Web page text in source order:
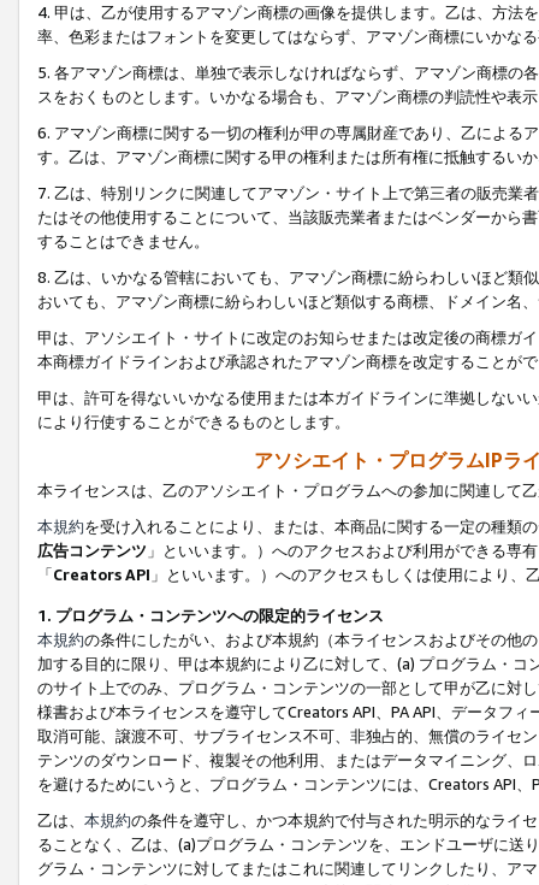
4. 甲は、乙が使用するアマゾン商標の画像を提供します。乙は、方
率、色彩またはフォントを変更してはならず、アマゾン商標にいかな
5. 各アマゾン商標は、単独で表示しなければならず、アマゾン商標
スをおくものとします。いかなる場合も、アマゾン商標の判読性や表
6. アマゾン商標に関する一切の権利が甲の専属財産であり、乙による
す。乙は、アマゾン商標に関する甲の権利または所有権に抵触するい
7. 乙は、特別リンクに関連してアマゾン・サイト上で第三者の販売
たはその他使用することについて、当該販売業者またはベンダーから
することはできません。
8. 乙は、いかなる管轄においても、アマゾン商標に紛らわしいほど類
おいても、アマゾン商標に紛らわしいほど類似する商標、ドメイン名
甲は、アソシエイト・サイトに改定のお知らせまたは改定後の商標ガ
本商標ガイドラインおよび承認されたアマゾン商標を改定することが
甲は、許可を得ないいかなる使用または本ガイドラインに準拠しない
により行使することができるものとします。
アソシエイト・プログラムIPラ
本ライセンスは、乙のアソシエイト・プログラムへの参加に関連して
本規約を受け入れることにより、または、本商品に関する一定の種類
広告コンテンツ 」といいます。）へのアクセスおよび利用ができる専
「Creators API 」といいます。）へのアクセスもしくは使用により
1. プログラム・コンテンツへの限定的ライセンス
本規約の条件にしたがい、および本規約（本ライセンスおよびその他
加する目的に限り、甲は本規約により乙に対して、(a) プログラム・
のサイト上でのみ、プログラム・コンテンツの一部として甲が乙に対
様書および本ライセンスを遵守してCreators API、PA API、データフ
取消可能、譲渡不可、サブライセンス不可、非独占的、無償のライセ
テンツのダウンロード、複製その他利用、またはデータマイニング、
を避けるためにいうと、プログラム・コンテンツには、Creators API
乙は、 本規約の条件を遵守し、かつ本規約で付与された明示的なライ
ることなく、乙は、(a)プログラム・コンテンツを、エンドユーザに
グラム・コンテンツに対してまたはこれに関連してリンクしたり、ア